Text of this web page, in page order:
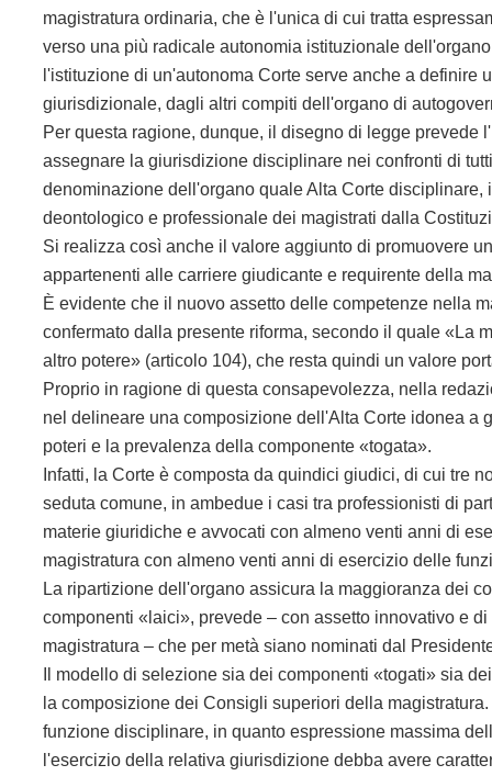
magistratura ordinaria, che è l'unica di cui tratta
verso una più radicale autonomia istituzionale
l'istituzione di un'autonoma Corte serve anche a
giurisdizionale, dagli altri compiti dell'organo di
Per questa ragione, dunque, il disegno di legge
assegnare la giurisdizione disciplinare nei confronti di
denominazione dell'organo quale Alta Corte
deontologico e professionale dei magistrati dalla
Si realizza così anche il valore aggiunto di promuovere
appartenenti alle carriere giudicante e requirente della
È evidente che il nuovo assetto delle competenze nella
confermato dalla presente riforma, secondo il quale «La
altro potere» (articolo 104), che resta quindi un valore
Proprio in ragione di questa consapevolezza, nella
nel delineare una composizione dell'Alta Corte idonea
poteri e la prevalenza della componente «togata».
Infatti, la Corte è composta da quindici giudici, di cui tre
seduta comune, in ambedue i casi tra professionisti di
materie giuridiche e avvocati con almenoventi anni di
magistratura con almeno venti anni di esercizio delle
La ripartizione dell'organo assicura la maggioranza dei
componenti «laici», prevede – con assetto innovativo e
magistratura – che per metà siano nominati dal
Il modello di selezione sia dei componenti «togati» sia
la composizione dei Consigli superiori della
funzione disciplinare, in quanto espressione massima
l'esercizio della relativa giurisdizione debba avere